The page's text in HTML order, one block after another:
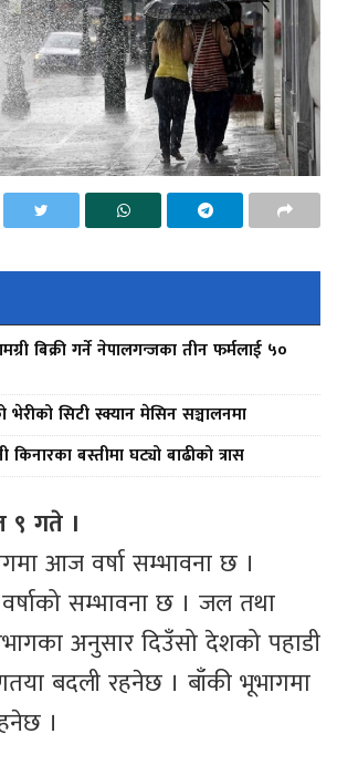
बिक्री गर्ने नेपालगन्जका तीन फर्मलाई ५०
भेरीको सिटी स्क्यान मेसिन सञ्चालनमा
किनारका बस्तीमा घट्यो बाढीको त्रास
९ गते ।
आज वर्षा सम्भावना छ ।
सम्भावना छ । जल तथा
अनुसार दिउँसो देशको पहाडी
बदली रहनेछ । बाँकी भूभागमा
।